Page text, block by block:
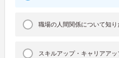
職場の人間関係について知り
スキルアップ・キャリアア